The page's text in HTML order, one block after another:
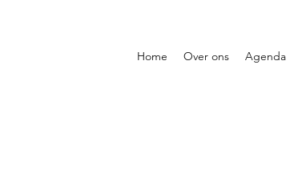
Home Over ons Agenda